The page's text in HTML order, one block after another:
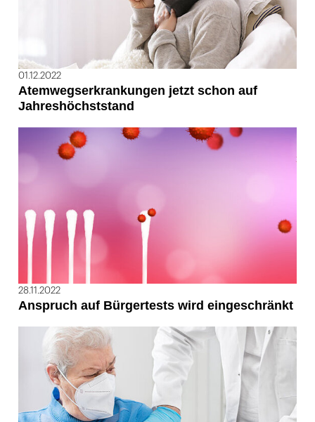
01.12.2022
Atemwegserkrankungen jetzt schon auf
Jahreshöchststand
28.11.2022
Anspruch auf Bürgertests wird eingeschränkt